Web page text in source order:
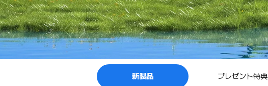
新製品 プレゼント特典